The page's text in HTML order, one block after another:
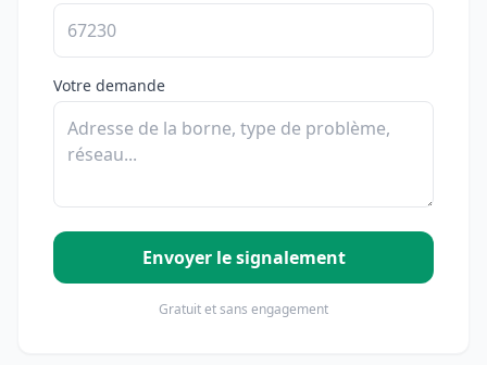
Votre demande
Envoyer le signalement
Gratuit et sans engagement